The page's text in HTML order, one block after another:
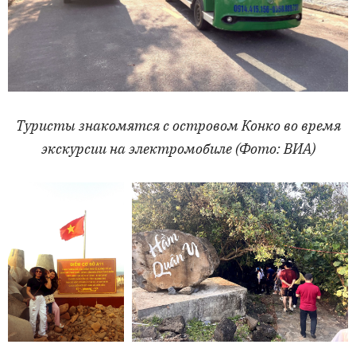
Туристы знакомятся с островом Конко во время
экскурсии на электромобиле (Фото: ВИА)